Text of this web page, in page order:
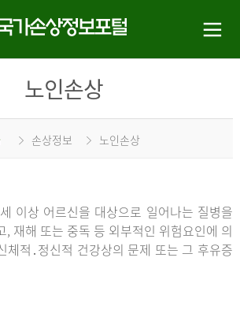
노인손상
손상정보 노인손상
이상 어르신을 대상으로 일어나는 질병을
, 재해 또는 중독 등 외부적인 위험요인에 의
체적․정신적 건강상의 문제 또는 그 후유증